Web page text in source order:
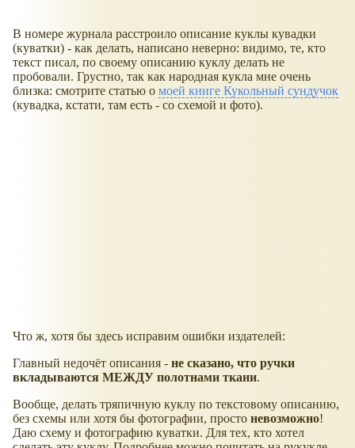
В номере журнала расстроило описание куклы кувадки
(куватки) - как делать, написано неверно: видимо, те, кто
текст писал, по своему описанию куклу делать не
пробовали. Грустно, так как народная кукла мне очень
близка: смотрите статью о моей книге Кукольный сундучок
(кувадка, кстати, там есть - со схемой и фото).
Что ж, хотя бы здесь исправим ошибки издателей:
Главный недочёт описания - не сказано, что ручки
вкладываются МЕЖДУ полотнами ткани.
Вообще, делать тряпичную куклу по текстовому описанию,
без схемы или хотя бы фотографии, просто невозможно!
Даю схему и фотографию куватки. Для тех, кто хотел